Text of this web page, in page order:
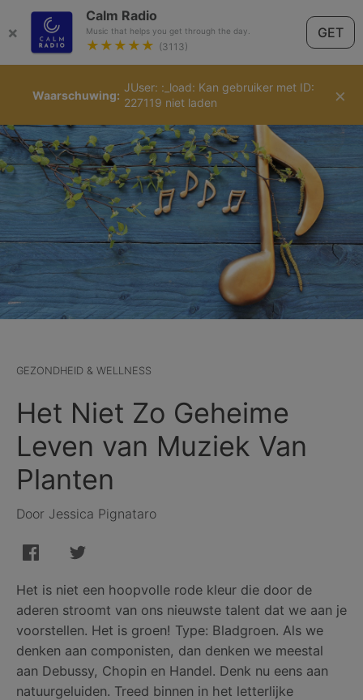
×
Calm Radio
Music that helps you get through the day.
★★★★★ (3113)
GET
×
Waarschuwing
JUser: :_load: Kan gebruiker met ID:
227119 niet laden
Nederlands
GEZONDHEID & WELLNESS
Het Niet Zo Geheime
Leven van Muziek Van
Planten
Door Jessica Pignataro
Het is niet een hoopvolle rode kleur die door de
aderen stroomt van ons nieuwste talent dat we aan je
voorstellen. Het is groen! Type: Bladgroen. Als we
denken aan componisten, dan denken we meestal
aan Debussy, Chopin en Handel. Denk nu eens aan
natuurgeluiden. Treed binnen in het letterlijke